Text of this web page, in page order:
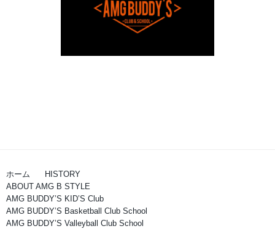
ホーム
HISTORY
ABOUT AMG B STYLE
AMG BUDDY’S KID’S Club
AMG BUDDY’S Basketball Club School
AMG BUDDY’S Valleyball Club School